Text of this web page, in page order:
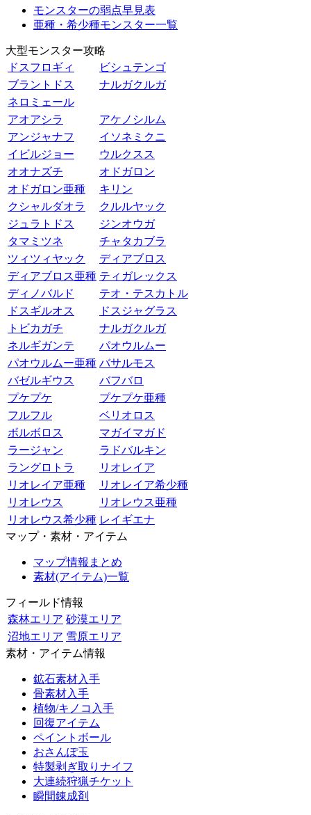
モンスターの弱点早見表
亜種・希少種モンスター一覧
大型モンスター攻略
ドスフロギィ
ビシュテンゴ
ブラントドス
ナルガクルガ
ネロミェール
アオアシラ
アケノシルム
アンジャナフ
イソネミクニ
イビルジョー
ウルクスス
オオナズチ
オドガロン
オドガロン亜種
キリン
クシャルダオラ
クルルヤック
ジュラトドス
ジンオウガ
タマミツネ
チャタカブラ
ツィツィヤック
ディアブロス
ディアブロス亜種 ティガレックス
ディノバルド
テオ・テスカトル
ドスギルオス
ドスジャグラス
トビカガチ
ナルガクルガ
ネルギガンテ
パオウルムー
パオウルムー亜種 バサルモス
バゼルギウス
バフバロ
プケプケ
プケプケ亜種
フルフル
ベリオロス
ボルボロス
マガイマガド
ラージャン
ラドバルキン
ラングロトラ
リオレイア
リオレイア亜種
リオレイア希少種
リオレウス
リオレウス亜種
リオレウス希少種 レイギエナ
マップ・素材・アイテム
マップ情報まとめ
素材(アイテム)一覧
フィールド情報
森林エリア 砂漠エリア
沼地エリア 雪原エリア
素材・アイテム情報
鉱石素材入手
骨素材入手
植物/キノコ入手
回復アイテム
ペイントボール
おさんぽ玉
特製剥ぎ取りナイフ
大連続狩猟チケット
瞬間錬成剤